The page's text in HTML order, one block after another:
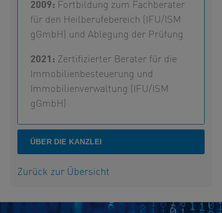
2009: Fortbildung zum Fachberater
für den Heilberufebereich (IFU/ISM
gGmbH) und Ablegung der Prüfung
2021: Zertifizierter Berater für die
Immobilienbesteuerung und
Immobilienverwaltung (IFU/ISM
gGmbH)
ÜBER DIE KANZLEI
Zurück zur Übersicht